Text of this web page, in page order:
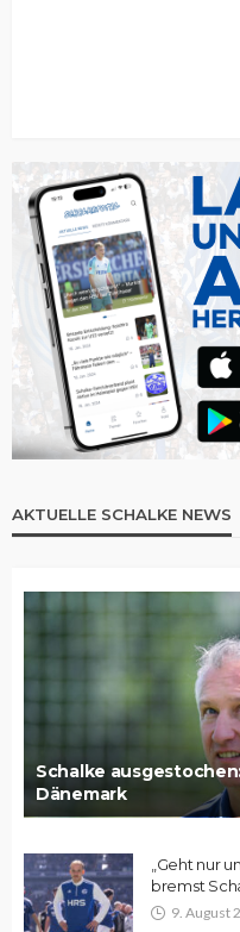
AKTUELLE SCHALKE NEWS
Schalke
Dänemark
„Geht nur
bremst
9. August